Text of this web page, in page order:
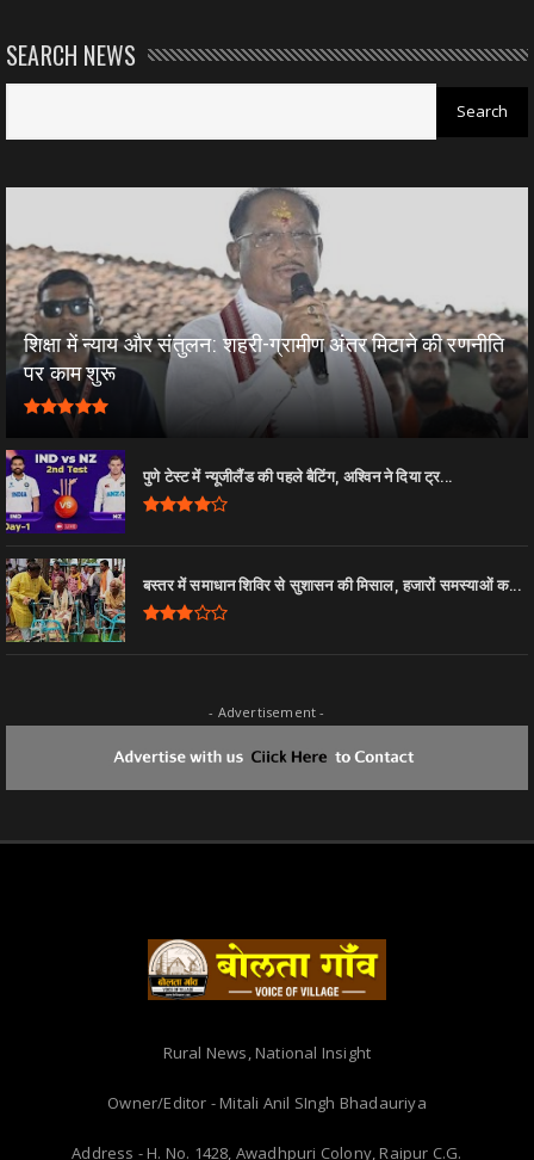
SEARCH NEWS
शिक्षा में न्याय और संतुलन: शहरी-ग्रामीण अंतर मिटाने की रणनीति
पर काम शुरू
पुणे टेस्ट में न्यूजीलैंड की पहले बैटिंग, अश्विन ने दिया ट्र...
बस्तर में समाधान शिविर से सुशासन की मिसाल, हजारों समस्याओं क...
- Advertisement -
Rural News, National Insight
Owner/Editor - Mitali Anil SIngh Bhadauriya
Address - H. No. 1428, Awadhpuri Colony, Raipur C.G.